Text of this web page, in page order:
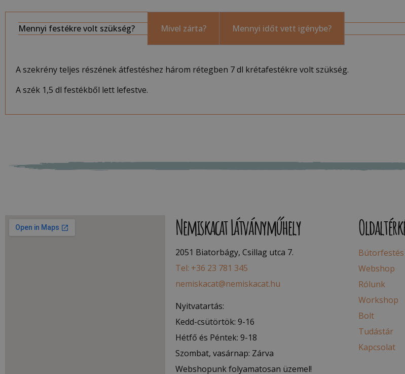
Mennyi festékre volt szükség? Mivel zárta? Mennyi időt vett igénybe?
A szekrény teljes részének átfestéshez három rétegben 7 dl krétafestékre volt szükség.
A szék 1,5 dl festékből lett lefestve.
Nemiskacat Látványműhely
2051 Biatorbágy, Csillag utca 7.
Tel: +36 23 781 345
nemiskacat@nemiskacat.hu
Nyitvatartás:
Kedd-csütörtök: 9-16
Hétfő és Péntek: 9-18
Szombat, vasárnap: Zárva
Webshopunk folyamatosan üzemel!
Webshop
Rólunk
Workshop
Bolt
Tudástár
Kapcsolat